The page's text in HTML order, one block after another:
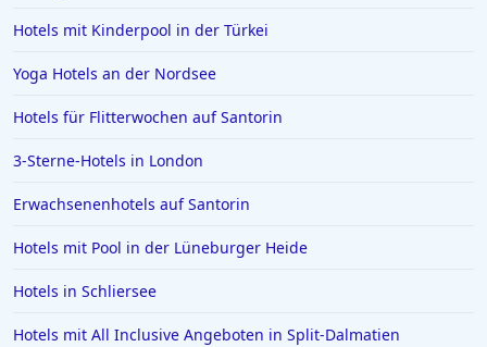
Hotels mit Kinderpool in der Türkei
Yoga Hotels an der Nordsee
Hotels für Flitterwochen auf Santorin
3-Sterne-Hotels in London
Erwachsenenhotels auf Santorin
Hotels mit Pool in der Lüneburger Heide
Hotels in Schliersee
Hotels mit All Inclusive Angeboten in Split-Dalmatien